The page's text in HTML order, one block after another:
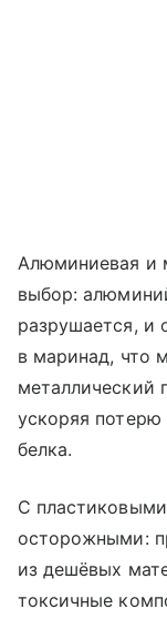
Алюминиевая и
выбор:
разрушается, и
в маринад, что
металлический
ускоряя
белка.
С
осторожными:
из дешёвых
токсичные